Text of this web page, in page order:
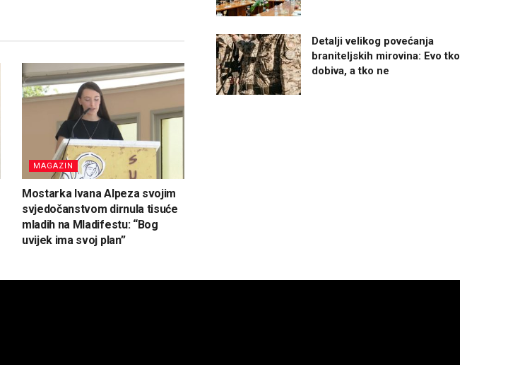
MAGAZIN
Mostarka Ivana Alpeza svojim
svjedočanstvom dirnula tisuće
mladih na Mladifestu: “Bog
uvijek ima svoj plan”
Detalji velikog povećanja
braniteljskih mirovina: Evo tko
dobiva, a tko ne